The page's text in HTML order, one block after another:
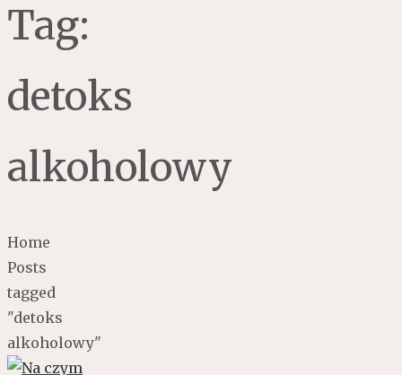
Tag:
detoks
alkoholowy
Home
Posts
tagged
"detoks
alkoholowy"